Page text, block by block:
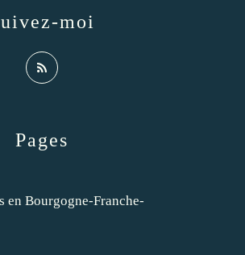
Pages
en Bourgogne-Franche-
moi